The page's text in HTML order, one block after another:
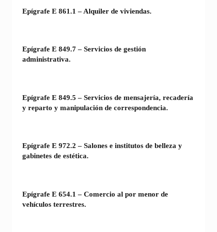
Epígrafe E 861.1 – Alquiler de viviendas.
Epígrafe E 849.7 – Servicios de gestión
administrativa.
Epígrafe E 849.5 – Servicios de mensajería, recadería
y reparto y manipulación de correspondencia.
Epígrafe E 972.2 – Salones e institutos de belleza y
gabinetes de estética.
Epígrafe E 654.1 – Comercio al por menor de
vehículos terrestres.